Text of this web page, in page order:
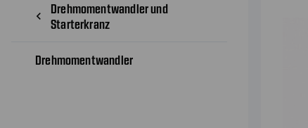
navigate_before
Drehmomentwandler und
Starterkranz
Drehmomentwandler